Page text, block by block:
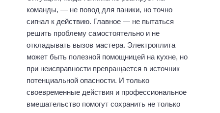
команды, — не повод для паники, но точно
сигнал к действию. Главное — не пытаться
решить проблему самостоятельно и не
откладывать вызов мастера. Электроплита
может быть полезной помощницей на кухне, но
при неисправности превращается в источник
потенциальной опасности. И только
своевременные действия и профессиональное
вмешательство помогут сохранить не только